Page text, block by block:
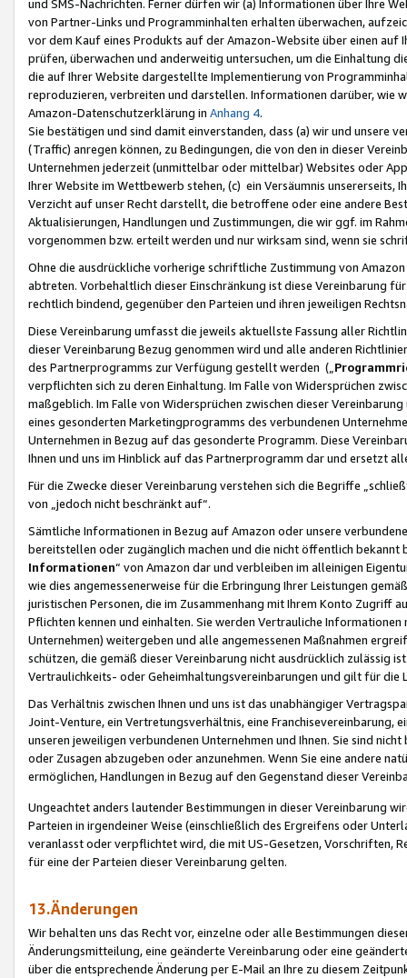
und SMS-Nachrichten. Ferner dürfen wir (a) Informationen über Ihre
von Partner-Links und Programminhalten erhalten überwachen,
vor dem Kauf eines Produkts auf der Amazon-Website über einen
prüfen, überwachen und anderweitig untersuchen, um die Einhaltung
die auf Ihrer Website dargestellte Implementierung von
reproduzieren, verbreiten und darstellen. Informationen darüber, wie
Amazon-Datenschutzerklärung in Anhang 4.
Sie bestätigen und sind damit einverstanden, dass (a) wir und
(Traffic) anregen können, zu Bedingungen, die von den in dieser
Unternehmen jederzeit (unmittelbar oder mittelbar) Websites oder
Ihrer Website im Wettbewerb stehen, (c) ein Versäumnis unsererseits,
Verzicht auf unser Recht darstellt, die betroffene oder eine andere
Aktualisierungen, Handlungen und Zustimmungen, die wir ggf. im
vorgenommen bzw. erteilt werden und nur wirksam sind, wenn sie
Ohne die ausdrückliche vorherige schriftliche Zustimmung von
abtreten. Vorbehaltlich dieser Einschränkung ist diese Vereinbarung
rechtlich bindend, gegenüber den Parteien und ihren jeweiligen
Diese Vereinbarung umfasst die jeweils aktuellste Fassung aller
dieser Vereinbarung Bezug genommen wird und alle anderen
des Partnerprogramms zur Verfügung gestellt werden („
verpflichten sich zu deren Einhaltung. Im Falle von Widersprüchen
maßgeblich. Im Falle von Widersprüchen zwischen dieser
eines gesonderten Marketingprogramms des verbundenen
Unternehmen in Bezug auf das gesonderte Programm. Diese
Ihnen und uns im Hinblick auf das Partnerprogramm dar und ersetzt
Für die Zwecke dieser Vereinbarung verstehen sich die Begriffe
von „jedoch nicht beschränkt auf“.
Sämtliche Informationen in Bezug auf Amazon oder unsere
bereitstellen oder zugänglich machen und die nicht öffentlich
Informationen“ von Amazon dar und verbleiben im alleinigen
wie dies angemessenerweise für die Erbringung Ihrer Leistungen
juristischen Personen, die im Zusammenhang mit Ihrem Konto
Pflichten kennen und einhalten. Sie werden Vertrauliche
Unternehmen) weitergeben und alle angemessenen Maßnahmen
schützen, die gemäß dieser Vereinbarung nicht ausdrücklich zulässig
Vertraulichkeits- oder Geheimhaltungsvereinbarungen und gilt für die
Das Verhältnis zwischen Ihnen und uns ist das unabhängiger
Joint-Venture, ein Vertretungsverhältnis, eine Franchisevereinbarung,
unseren jeweiligen verbundenen Unternehmen und Ihnen. Sie sind
oder Zusagen abzugeben oder anzunehmen. Wenn Sie eine andere
ermöglichen, Handlungen in Bezug auf den Gegenstand dieser
Ungeachtet anders lautender Bestimmungen in dieser Vereinbarung
Parteien in irgendeiner Weise (einschließlich des Ergreifens oder
veranlasst oder verpflichtet wird, die mit US-Gesetzen, Vorschriften,
für eine der Parteien dieser Vereinbarung gelten.
13.Änderungen
Wir behalten uns das Recht vor, einzelne oder alle Bestimmungen
Änderungsmitteilung, eine geänderte Vereinbarung oder eine
über die entsprechende Änderung per E-Mail an Ihre zu diesem